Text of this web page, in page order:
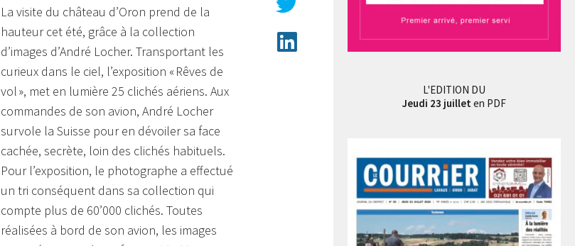
La visite du château d’Oron prend de la
hauteur cet été, grâce à la collection
d’images d’André Locher. Transportant les
curieux dans le ciel, l’exposition « Rêves de
vol », met en lumière 25 clichés aériens. Aux
commandes de son avion, André Locher
survole la Suisse pour en dévoiler sa face
cachée, secrète, loin des clichés habituels.
Pour l’exposition, le photographe a effectué
un tri conséquent dans sa collection qui
compte plus de 60’000 clichés. Toutes
réalisées à bord de son avion, les images
L'EDITION DU
Jeudi 23 juillet en PDF